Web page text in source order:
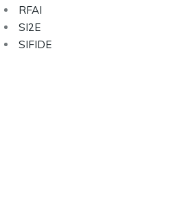
RFAI
SI2E
SIFIDE